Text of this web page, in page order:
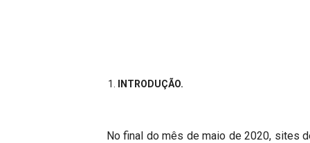
INTRODUÇÃO.
No final do mês de maio de 2020, sites